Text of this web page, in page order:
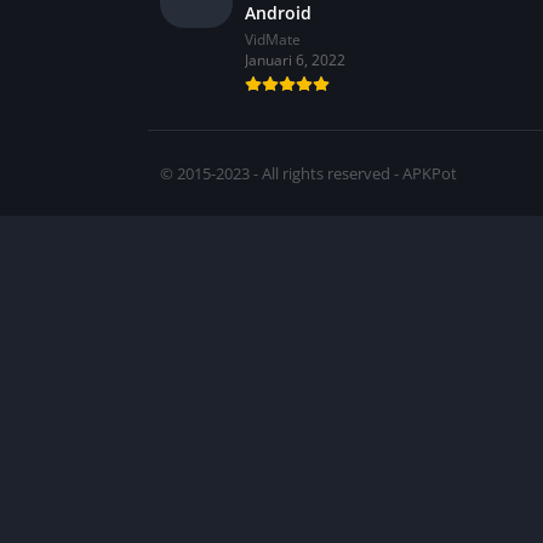
Android
VidMate
Januari 6, 2022
© 2015-2023 - All rights reserved - APKPot